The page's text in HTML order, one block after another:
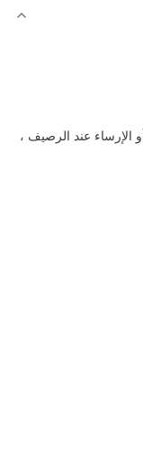
عند الرصيف ،